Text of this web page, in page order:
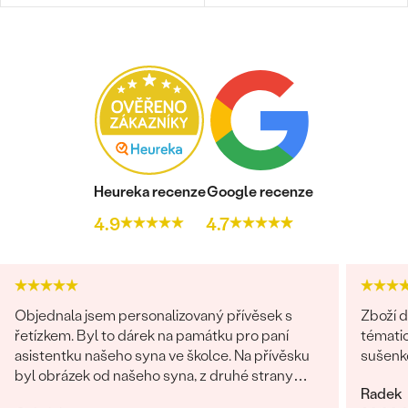
Heureka recenze
4.9
Google recenze
4.7
Objednala jsem personalizovaný přívěsek s
řetízkem. Byl to dárek na památku pro paní
asistentku našeho syna ve školce. Na přívěsku
byl obrázek od našeho syna, z druhé strany
Zboží
Radek